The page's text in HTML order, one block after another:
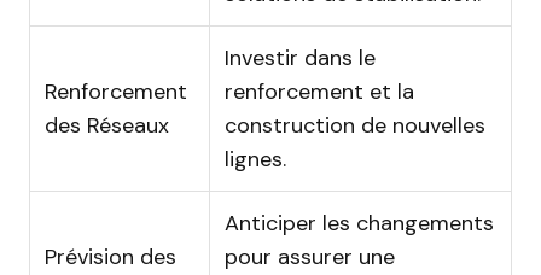
Renforcement
des Réseaux
Investir dans le
renforcement et la
construction de nouvelles
lignes.
Prévision des
Anticiper les changements
pour assurer une